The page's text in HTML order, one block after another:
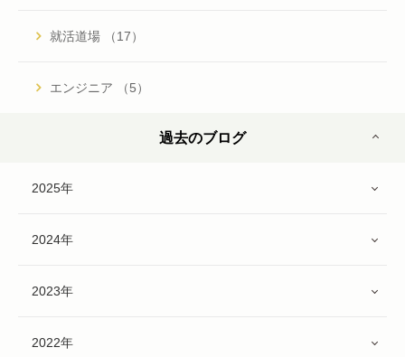
就活道場 （17）
エンジニア （5）
過去のブログ
2025年
2024年
2023年
2022年